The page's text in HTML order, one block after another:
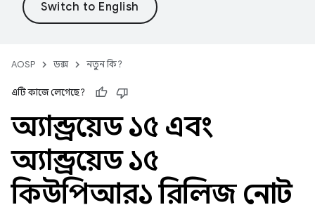
AOSP ডক্স নতুন কি?
এটি কাজে লেগেছে?
অ্যান্ড্রয়েড ১৫ এবং
অ্যান্ড্রয়েড ১৫
কিউপিআর১ রিলিজ নোট